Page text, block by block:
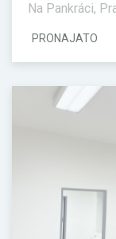
Na Pankráci,
PRONAJATO